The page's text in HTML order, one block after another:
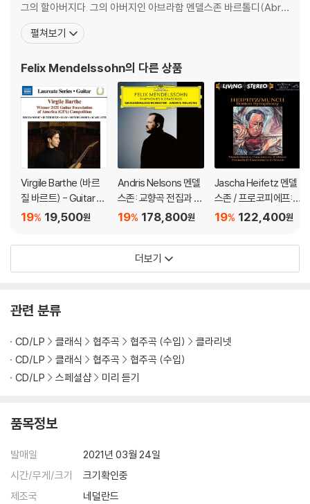
그의 할아버지다. 그의 아버지인 아브라함 멘델스존 바르톨디(Abra
ham Mendelssohn Bartholdy)는 1804년에 자신의 맏형 요제프
의 은행에서 일하게 된다. 어머니인 레아 멘델스존 바르톨디(Lea M
라함과 레
펼쳐보기
Felix Mendelssohn의 다른 상품
Virgile Barthe (바르
질 바르트) - Guitar R
ecital (기타 리사이틀)
19,500원
19%
Andris Nelsons 멘델
스존: 교향곡 전집과 오
라토리오 (Mendelss
Oratorios) [7 SACD
Hybrid]
178,800원
19%
Jascha Heifetz 멘델
스존 / 프로코피에프:
바이올린 협주곡 - 야
122,400원
19%
더보기
관련 분류
CD/LP 클래식 협주곡 협주곡 (수입)
클라리넷
CD/LP
클래식 협주곡
협주곡 (수입)
CD/LP
스페셜샵 미리 듣기
품목정보
발매일
2021년 03월 24일
시간/무게/크기
크기확인중
제조국
네덜란드